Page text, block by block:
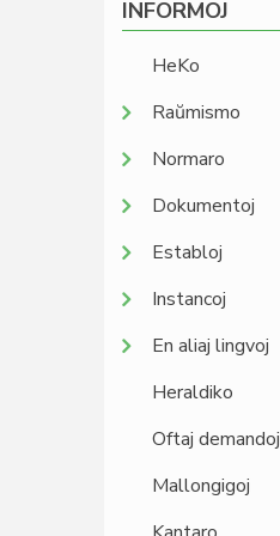
INFORMOJ
HeKo
Raŭmismo
Normaro
Dokumentoj
Establoj
Instancoj
En aliaj lingvoj
Heraldiko
Oftaj demandoj
Mallongigoj